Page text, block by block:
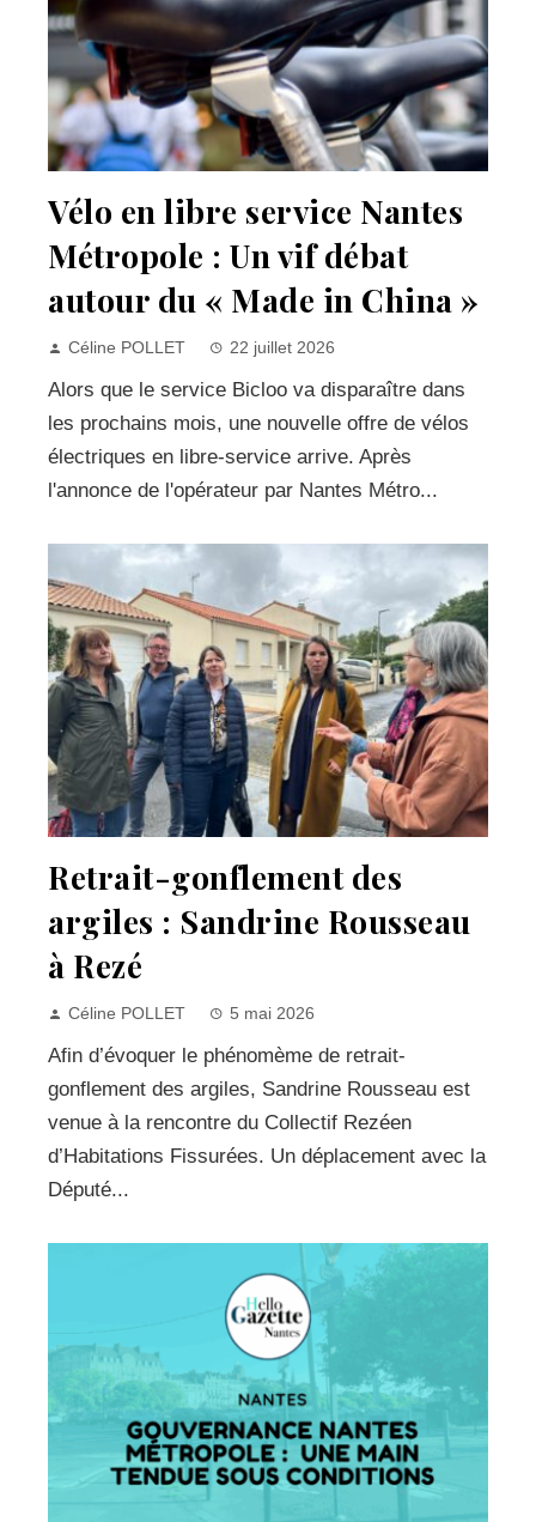
Vélo en libre service Nantes
Métropole : Un vif débat
autour du « Made in China »
Céline POLLET 22 juillet 2026
Alors que le service Bicloo va disparaître dans
les prochains mois, une nouvelle offre de vélos
électriques en libre-service arrive. Après
l'annonce de l'opérateur par Nantes Métro...
Retrait-gonflement des
argiles : Sandrine Rousseau
à Rezé
Céline POLLET 5 mai 2026
Afin d’évoquer le phénomème de retrait-
gonflement des argiles, Sandrine Rousseau est
venue à la rencontre du Collectif Rezéen
d’Habitations Fissurées. Un déplacement avec la
Député...